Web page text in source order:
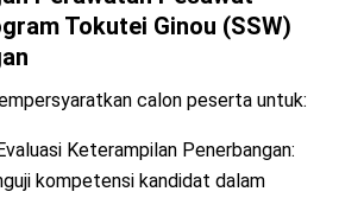
Tokutei Ginou (SSW)
calon peserta untuk:
Keterampilan Penerbangan:
kompetensi kandidat dalam